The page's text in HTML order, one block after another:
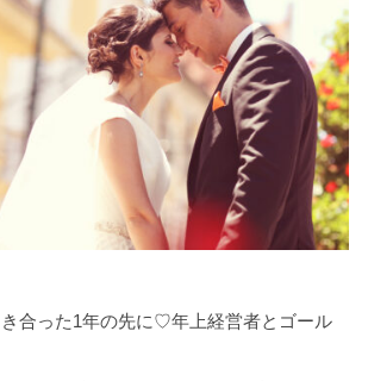
合った1年の先に♡年上経営者とゴール